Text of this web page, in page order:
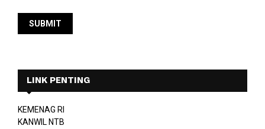
LINK PENTING
KEMENAG RI
KANWIL NTB